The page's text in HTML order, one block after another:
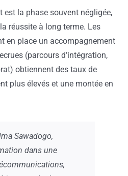
est la phase souvent négligée,
réussite à long terme. Les
en place un accompagnement
(parcours d’intégration,
obtiennent des taux de
plus élevés et une montée en
Sawadogo,
dans une